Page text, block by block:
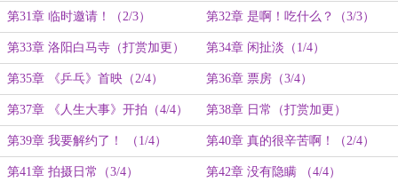
（1/3）
第31章 临时邀请！（2/3） 第32章 是啊！吃什么？（3/3）
第33章 洛阳白马寺（打赏加更） 第34章 闲扯淡（1/4）
第35章 《乒乓》首映（2/4） 第36章 票房（3/4）
第37章 《人生大事》开拍（4/4） 第38章 日常（打赏加更）
第39章 我要解约了！ （1/4） 第40章 真的很辛苦啊！（2/4）
第41章 拍摄日常（3/4） 第42章 没有隐瞒 （4/4）